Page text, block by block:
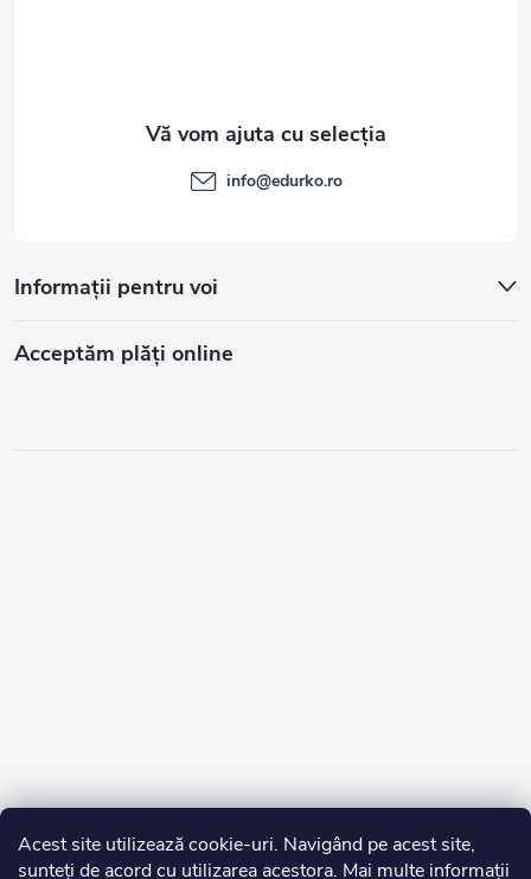
Acest site utilizează cookie-uri. Navigând pe acest site,
sunteți de acord cu utilizarea acestora. Mai multe informații
Informații pentru voi
Acceptăm plăţi online
info@edurko.ro